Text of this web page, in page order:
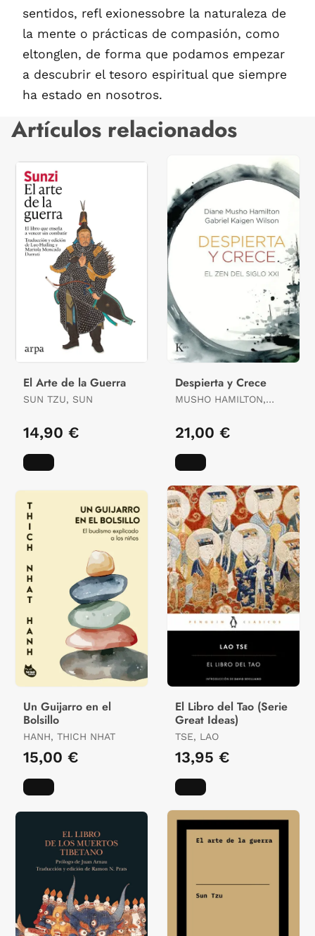
sentidos, refl exionessobre la naturaleza de
la mente o prácticas de compasión, como
eltonglen, de forma que podamos empezar
a descubrir el tesoro espiritual que siempre
ha estado en nosotros.
Artículos relacionados
El Arte de la Guerra
SUN TZU, SUN
14,90 €
Despierta y Crece
MUSHO HAMILTON,
21,00 €
Un Guijarro en el
Bolsillo
HANH, THICH NHAT
15,00 €
El Libro del Tao (Serie
Great Ideas)
TSE, LAO
13,95 €